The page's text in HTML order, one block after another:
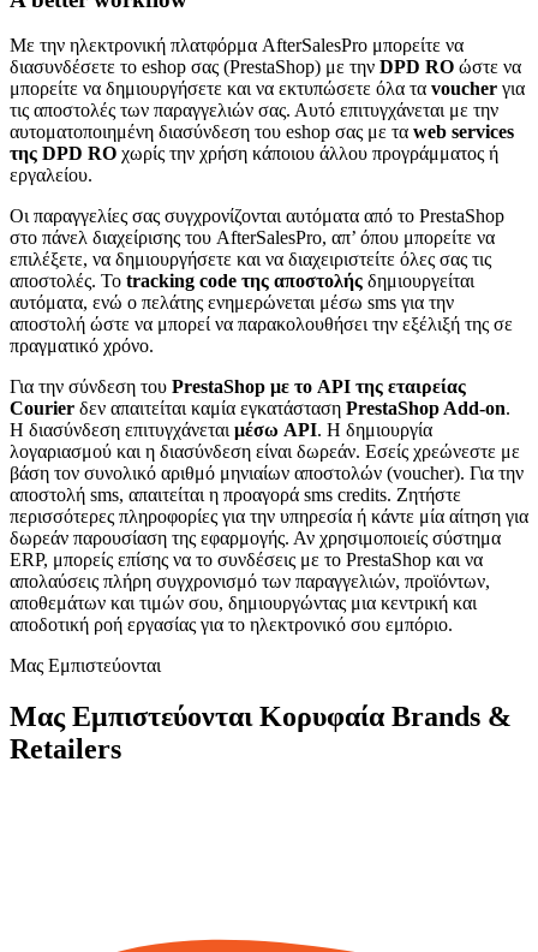
Με την ηλεκτρονική πλατφόρμα AfterSalesPro μπορείτε να
διασυνδέσετε το eshop σας (PrestaShop) με την DPD RO ώστε να
μπορείτε να δημιουργήσετε και να εκτυπώσετε όλα τα voucher για
τις αποστολές των παραγγελιών σας. Αυτό επιτυγχάνεται με την
αυτοματοποιημένη διασύνδεση του eshop σας με τα web services
της DPD RO χωρίς την χρήση κάποιου άλλου προγράμματος ή
εργαλείου.
Οι παραγγελίες σας συγχρονίζονται αυτόματα από το PrestaShop
στο πάνελ διαχείρισης του AfterSalesPro, απ’ όπου μπορείτε να
επιλέξετε, να δημιουργήσετε και να διαχειριστείτε όλες σας τις
αποστολές. Το tracking code της αποστολής δημιουργείται
αυτόματα, ενώ ο πελάτης ενημερώνεται μέσω sms για την
αποστολή ώστε να μπορεί να παρακολουθήσει την εξέλιξή της σε
πραγματικό χρόνο.
Για την σύνδεση του PrestaShop με το API της εταιρείας
Courier δεν απαιτείται καμία εγκατάσταση PrestaShop Add-on.
H διασύνδεση επιτυγχάνεται μέσω API. Η δημιουργία
λογαριασμού και η διασύνδεση είναι δωρεάν. Εσείς χρεώνεστε με
βάση τον συνολικό αριθμό μηνιαίων αποστολών (voucher). Για την
αποστολή sms, απαιτείται η προαγορά sms credits. Ζητήστε
περισσότερες πληροφορίες για την υπηρεσία ή κάντε μία αίτηση για
δωρεάν παρουσίαση της εφαρμογής. Αν χρησιμοποιείς σύστημα
ERP, μπορείς επίσης να το συνδέσεις με το PrestaShop και να
απολαύσεις πλήρη συγχρονισμό των παραγγελιών, προϊόντων,
αποθεμάτων και τιμών σου, δημιουργώντας μια κεντρική και
αποδοτική ροή εργασίας για το ηλεκτρονικό σου εμπόριο.
Μας Εμπιστεύονται
Μας Εμπιστεύονται Κορυφαία Brands &
Retailers